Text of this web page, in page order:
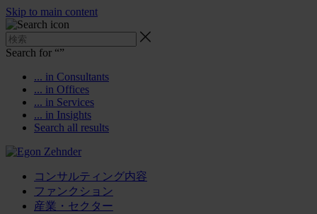
Skip to main content
Search for “”
... in Consultants
... in Offices
... in Services
... in Insights
Search all results
コンサルティング内容
ファンクション
産業・セクター